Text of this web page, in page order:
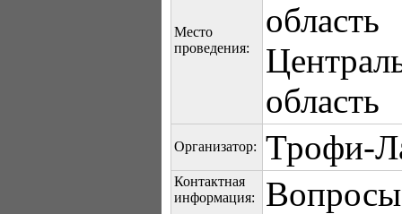
Место
проведения:
область
область
Организатор: Трофи-
Контактная
информация: